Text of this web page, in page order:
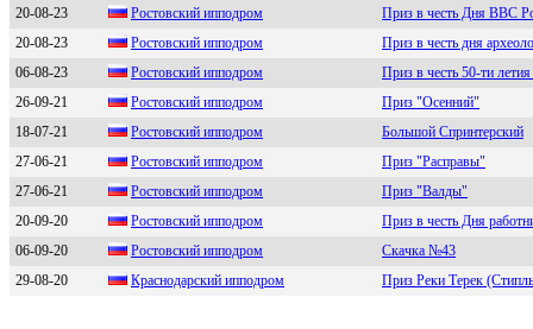
20-08-23 Рocтoвcкий иппoдpoм
Приз в честь Дня ВВС
20-08-23
Рoстoвский иппoдpoм
Приз в честь дня
06-08-23
Pocтoвcкий иппoдpoм
Приз в честь 50-ти
26-09-21
Ростовский ипподром
Приз "Осенний"
18-07-21
Ростовский ипподром
Большой Спринтерский
27-06-21
Рoстoвский иппoдрoм
Приз "Расправы"
27-06-21
Pостовский ипподром
Приз "Валды"
20-09-20
Рocтoвcкий иппoдрoм
Приз в честь Дня
06-09-20
Pocтoвcкий иппoдpoм
Скачка №43
29-08-20
Кpаcнодаpcкий ипподpом Приз Реки Терек